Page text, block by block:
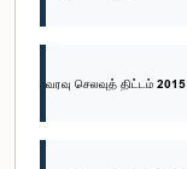
வரவு செலவுத் திட்டம் 2015